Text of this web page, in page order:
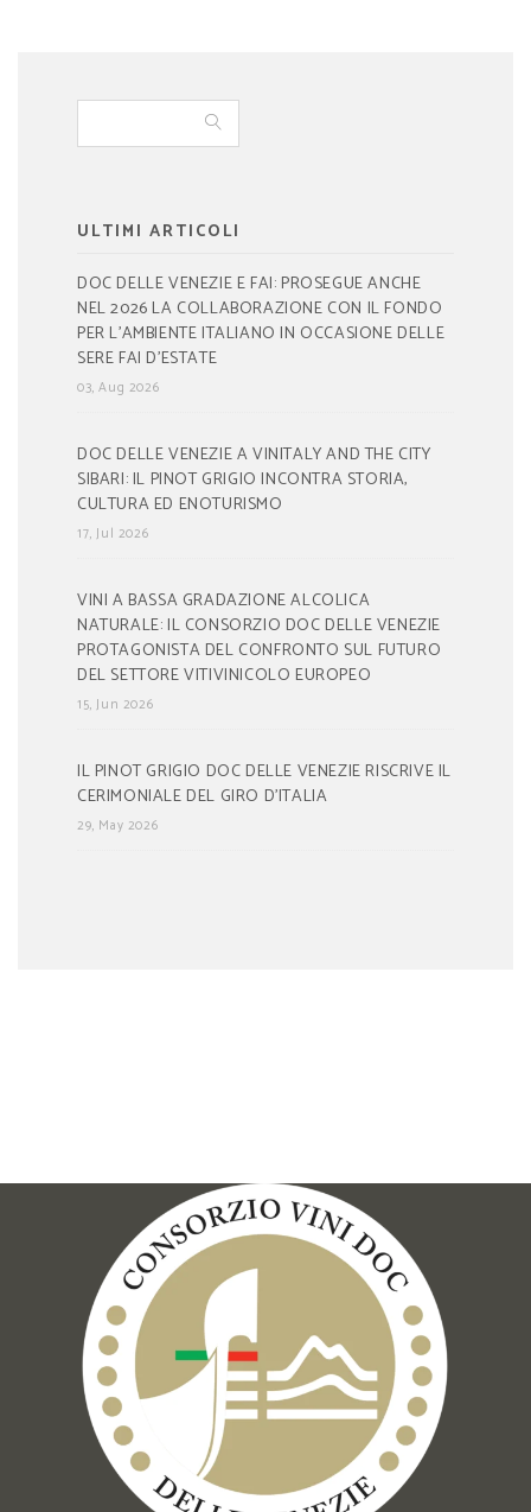
ULTIMI ARTICOLI
DOC DELLE VENEZIE E FAI: PROSEGUE ANCHE
NEL 2026 LA COLLABORAZIONE CON IL FONDO
PER L’AMBIENTE ITALIANO IN OCCASIONE DELLE
SERE FAI D’ESTATE
03, Aug 2026
DOC DELLE VENEZIE A VINITALY AND THE CITY
SIBARI: IL PINOT GRIGIO INCONTRA STORIA,
CULTURA ED ENOTURISMO
17, Jul 2026
VINI A BASSA GRADAZIONE ALCOLICA
NATURALE: IL CONSORZIO DOC DELLE VENEZIE
PROTAGONISTA DEL CONFRONTO SUL FUTURO
DEL SETTORE VITIVINICOLO EUROPEO
15, Jun 2026
IL PINOT GRIGIO DOC DELLE VENEZIE RISCRIVE IL
CERIMONIALE DEL GIRO D’ITALIA
29, May 2026